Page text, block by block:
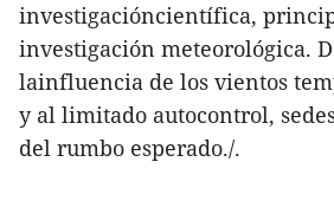
investigacióncientífica,
investigación meteorológica.
lainfluencia de los vientos
y al limitado autocontrol,
del rumbo esperado./.